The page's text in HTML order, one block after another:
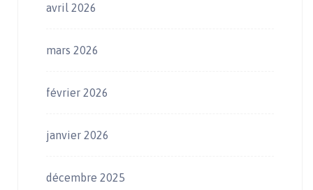
avril 2026
mars 2026
février 2026
janvier 2026
décembre 2025